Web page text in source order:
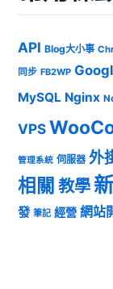
API Blog大小事
同步 FB2WP
MySQL Nginx
VPS
管理系統 伺服器 外
相關 教學
發 筆記 經營 網站